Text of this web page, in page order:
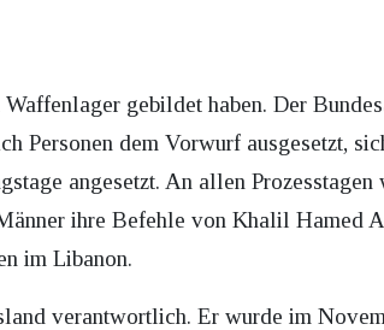
gebildet haben. Der
Personen dem Vorwurf ausgesetzt,
angesetzt. An allen
ihre Befehle von Khalil Hamed
im Libanon.
verantwortlich. Er wurde im